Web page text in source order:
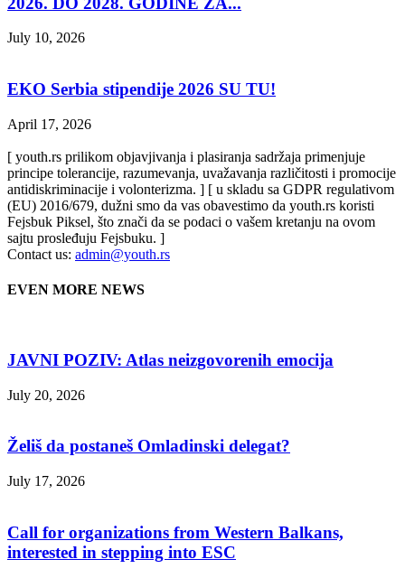
July 10, 2026
EKO Serbia stipendije 2026 SU TU!
April 17, 2026
[ youth.rs prilikom objavjivanja i plasiranja sadržaja primenjuje
principe tolerancije, razumevanja, uvažavanja različitosti i promocije
antidiskriminacije i volonterizma. ] [ u skladu sa GDPR regulativom
(EU) 2016/679, dužni smo da vas obavestimo da youth.rs koristi
Fejsbuk Piksel, što znači da se podaci o vašem kretanju na ovom
sajtu prosleđuju Fejsbuku. ]
Contact us: admin@youth.rs
EVEN MORE NEWS
JAVNI POZIV: Atlas neizgovorenih emocija
July 20, 2026
Želiš da postaneš Omladinski delegat?
July 17, 2026
Call for organizations from Western Balkans,
interested in stepping into ESC